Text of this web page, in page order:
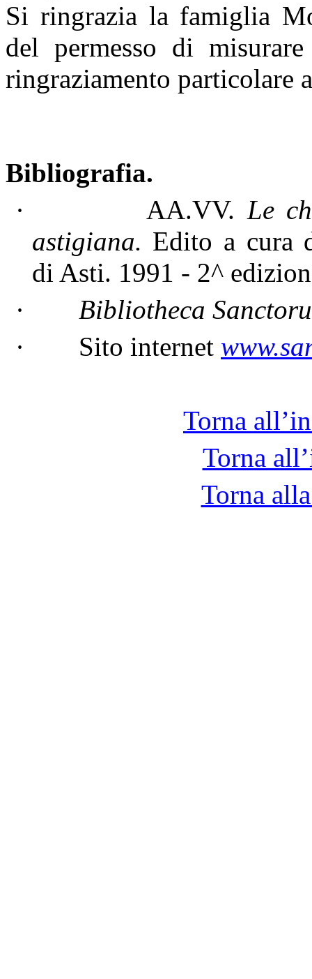
Si ringrazia la famiglia
del permesso di
ringraziamento particolare
Bibliografia.
·
AA.VV. Le
astigiana. Edito a cura
di Asti. 1991 - 2^
·
Bibliotheca
·
Sito internet
Torna
Torna
Torna